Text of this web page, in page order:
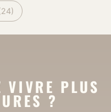
VIVRE PLUS
?